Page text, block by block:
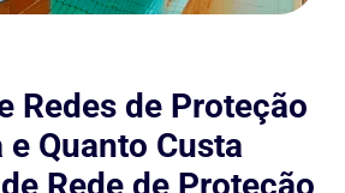
Redes de Proteção
Quanto Custa